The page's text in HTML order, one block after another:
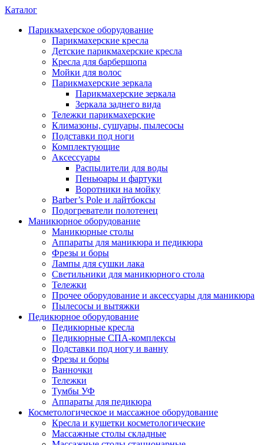
Каталог
Парикмахерское оборудование
Парикмахерские кресла
Детские парикмахерские кресла
Кресла для барбершопа
Мойки для волос
Парикмахерские зеркала
Парикмахерские зеркала
Зеркала заднего вида
Тележки парикмахерские
Климазоны, сушуары, пылесосы
Подставки под ноги
Комплектующие
Аксессуары
Распылители для воды
Пеньюары и фартуки
Воротники на мойку
Barber’s Pole и лайтбоксы
Подогреватели полотенец
Маникюрное оборудование
Маникюрные столы
Аппараты для маникюра и педикюра
Фрезы и боры
Лампы для сушки лака
Светильники для маникюрного стола
Тележки
Прочее оборудование и аксессуары для маникюра
Пылесосы и вытяжки
Педикюрное оборудование
Педикюрные кресла
Педикюрные СПА-комплексы
Подставки под ногу и ванну
Фрезы и боры
Ванночки
Тележки
Тумбы УФ
Аппараты для педикюра
Косметологическое и массажное оборудование
Кресла и кушетки косметологические
Массажные столы складные